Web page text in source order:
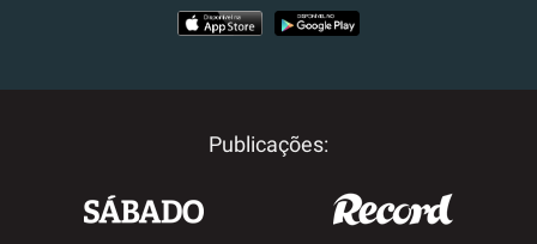
Publicações: